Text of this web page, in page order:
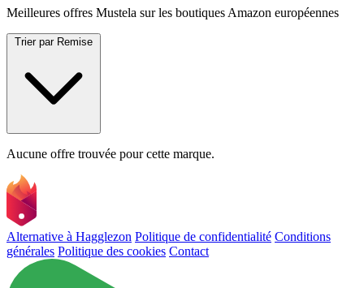
Meilleures offres Mustela sur les boutiques Amazon européennes
Trier par Remise
Aucune offre trouvée pour cette marque.
Alternative à Hagglezon Politique de confidentialité Conditions
générales Politique des cookies Contact